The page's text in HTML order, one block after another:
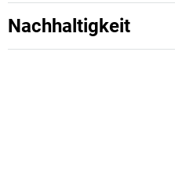
Nachhaltigkeit